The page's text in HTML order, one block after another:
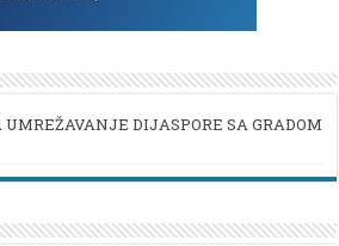
DIJASPORE SA GRADOM